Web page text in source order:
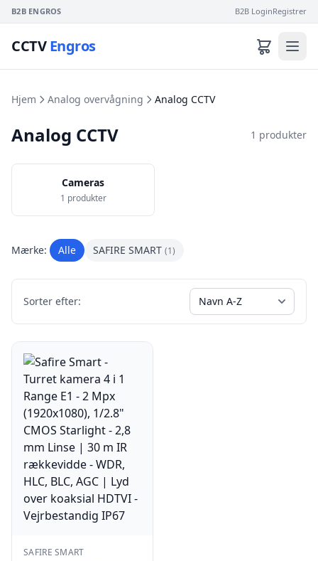
B2B ENGROS B2B LoginRegistrer
CCTVEngros
Hjem Analog overvågning Analog CCTV
Analog CCTV 1 produkter
Cameras
1 produkter
Mærke: Alle SAFIRE SMART (1)
Sorter efter:
SAFIRE SMART